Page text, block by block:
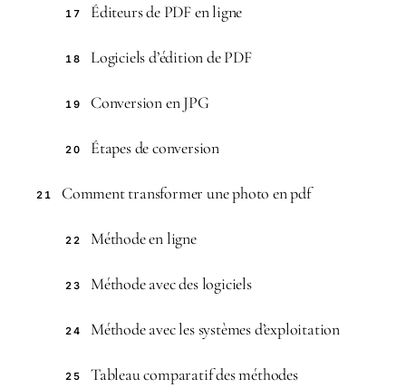
17 Éditeurs de PDF en ligne
18 Logiciels d’édition de PDF
19 Conversion en JPG
20 Étapes de conversion
21 Comment transformer une photo en pdf
22 Méthode en ligne
23 Méthode avec des logiciels
24 Méthode avec les systèmes d’exploitation
25 Tableau comparatif des méthodes